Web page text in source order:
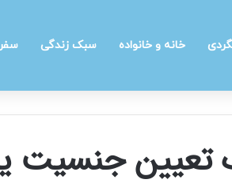
خانه و خانواده سبک زندگی
جنسیت